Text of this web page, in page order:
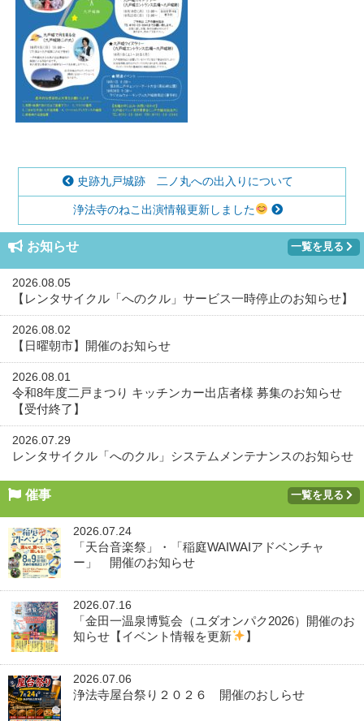
史跡九戸城跡 二ノ丸への出入りについて
浄法寺のねこ出演情報更新しました
お知らせ 一覧を見る
2026.08.05
【レンタサイクル「へのクル」サービス一時停止のお知らせ】
2026.08.02
【日曜朝市】開催のお知らせ
2026.08.01
令和8年度二戸まつり キッチンカー出店者様 募集のお知らせ
【受付終了】
2026.07.29
レンタサイクル「へのクル」システムメンテナンスのお知らせ
催事 一覧を見る
2026.07.24
「天台音楽祭」・「稲庭WAIWAIアドベンチャ
ー」 開催のお知らせ
2026.07.16
「金田一温泉博覧会（ユダオンパク2026）開催のお
知らせ【イベント情報を更新
】
2026.07.06
浄法寺屋台祭り２０２６ 開催のおしらせ